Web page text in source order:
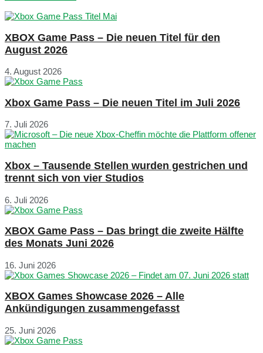
XBOX Game Pass – Die neuen Titel für den
August 2026
4. August 2026
Xbox Game Pass – Die neuen Titel im Juli 2026
7. Juli 2026
Xbox – Tausende Stellen wurden gestrichen und
trennt sich von vier Studios
6. Juli 2026
XBOX Game Pass – Das bringt die zweite Hälfte
des Monats Juni 2026
16. Juni 2026
XBOX Games Showcase 2026 – Alle
Ankündigungen zusammengefasst
25. Juni 2026